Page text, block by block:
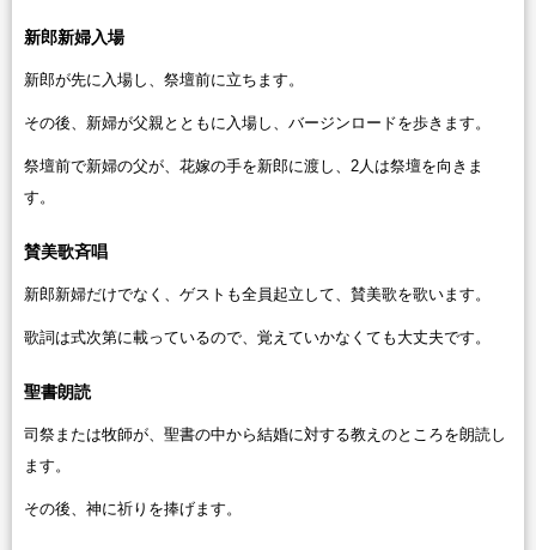
新郎新婦入場
新郎が先に入場し、祭壇前に立ちます。
その後、新婦が父親とともに入場し、バージンロードを歩きます。
祭壇前で新婦の父が、花嫁の手を新郎に渡し、2人は祭壇を向きま
す。
賛美歌斉唱
新郎新婦だけでなく、ゲストも全員起立して、賛美歌を歌います。
歌詞は式次第に載っているので、覚えていかなくても大丈夫です。
聖書朗読
司祭または牧師が、聖書の中から結婚に対する教えのところを朗読し
ます。
その後、神に祈りを捧げます。